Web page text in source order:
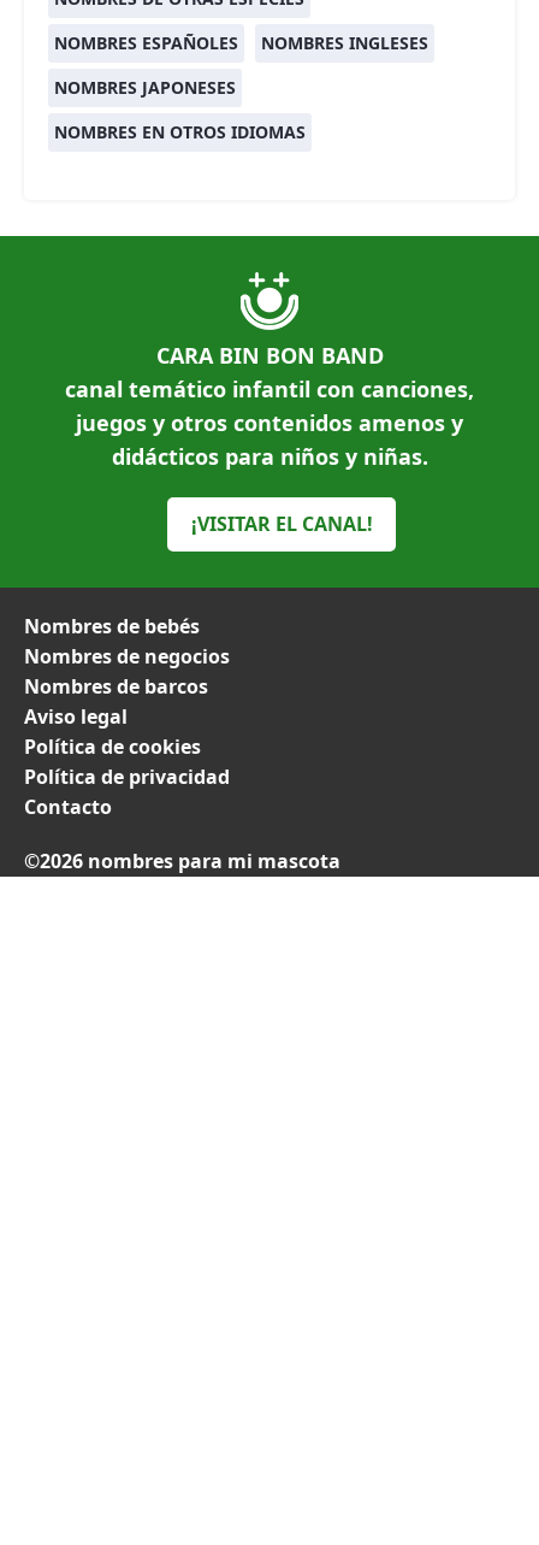
NOMBRES ESPAÑOLES
NOMBRES INGLESES
NOMBRES JAPONESES
NOMBRES EN OTROS IDIOMAS
CARA BIN BON BAND
canal temático infantil con canciones,
juegos y otros contenidos amenos y
didácticos para niños y niñas.
¡VISITAR EL CANAL!
Nombres de bebés
Nombres de negocios
Nombres de barcos
Aviso legal
Política de cookies
Política de privacidad
Contacto
©2026 nombres para mi mascota